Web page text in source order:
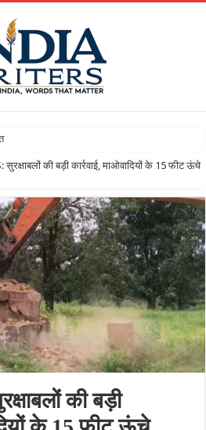
कहा- सरकार गंभीर, जांच
सुरक्षाबलों की बड़ी कार्रवाई, माओवादियों के 15 फीट ऊंचे
की बड़ी